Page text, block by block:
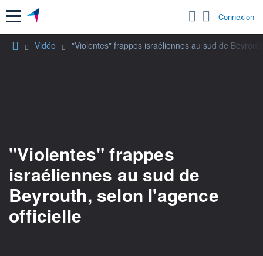
Menu Connexion
Vidéo "Violentes" frappes israéliennes au sud de
"Violentes" frappes
israéliennes au sud de
Beyrouth, selon l'agence
officielle